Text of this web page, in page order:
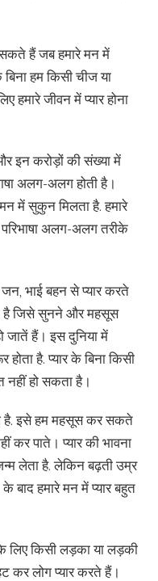
हैं जब हमारे मन में
हम किसी चीज या
हमारे जीवन में प्यार होना
इन करोड़ों की संख्या में
अलग-अलग होती है।
में सुकुन मिलता है. हमारे
अलग-अलग तरीके
भाई बहन से प्यार करते
है जिसे सुनने और महसूस
जातें हैं। इस दुनिया में
है. प्यार के बिना किसी
नहीं हो सकता है।
है. इसे हम महसूस कर सकते
कर पाते। प्यार की भावना
लेता है. लेकिन बढ़ती उम्र
बाद हमारे मन में प्यार बहुत
लिए किसी लड़का या लड़की
कर लोग प्यार करते हैं।